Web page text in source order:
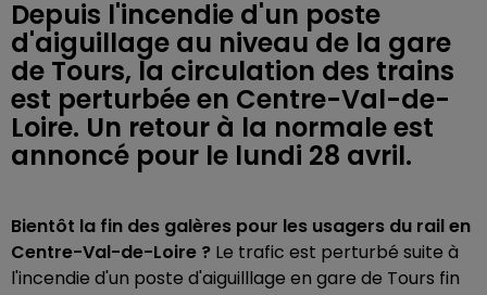
Depuis l'incendie d'un poste
d'aiguillage au niveau de la gare
de Tours, la circulation des trains
est perturbée en Centre-Val-de-
Loire. Un retour à la normale est
annoncé pour le lundi 28 avril.
Bientôt la fin des galères pour les usagers du rail en
Centre-Val-de-Loire ? Le trafic est perturbé suite à
l'incendie d'un poste d'aiguilllage en gare de Tours fin